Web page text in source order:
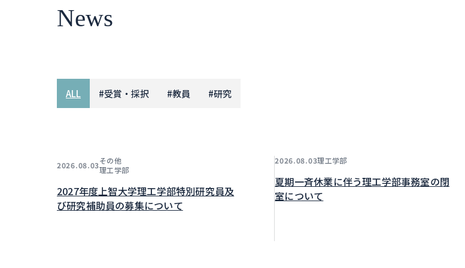
News
ALL #受賞・採択 #教員 #研究
2026.08.03その他
理工学部
2027年度上智大学理工学部特別研究員及
び研究補助員の募集について
2026.08.03理工学部
夏期一斉休業に伴う理工学部事務室の閉
室について